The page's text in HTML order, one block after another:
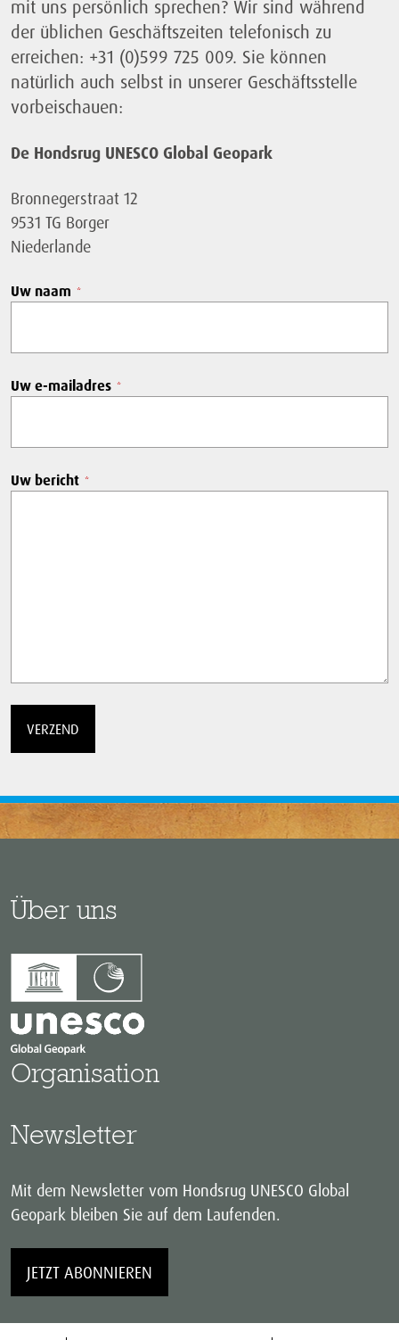
mit uns persönlich sprechen? Wir sind während
der üblichen Geschäftszeiten telefonisch zu
erreichen: +31 (0)599 725 009. Sie können
natürlich auch selbst in unserer Geschäftsstelle
vorbeischauen:
De Hondsrug UNESCO Global Geopark
Bronnegerstraat 12
9531 TG Borger
Niederlande
Uw naam *
Uw e-mailadres *
Uw bericht *
Über uns
Organisation
Newsletter
Mit dem Newsletter vom Hondsrug UNESCO Global
Geopark bleiben Sie auf dem Laufenden.
JETZT ABONNIEREN